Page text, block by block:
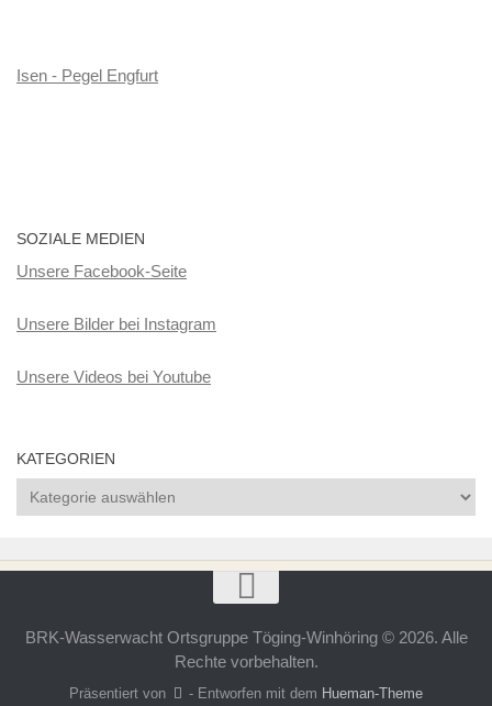
Isen - Pegel Engfurt
SOZIALE MEDIEN
Unsere Facebook-Seite
Unsere Bilder bei Instagram
Unsere Videos bei Youtube
KATEGORIEN
Kategorien
BRK-Wasserwacht Ortsgruppe Töging-Winhöring © 2026. Alle
Rechte vorbehalten.
Präsentiert von - Entworfen mit dem Hueman-Theme